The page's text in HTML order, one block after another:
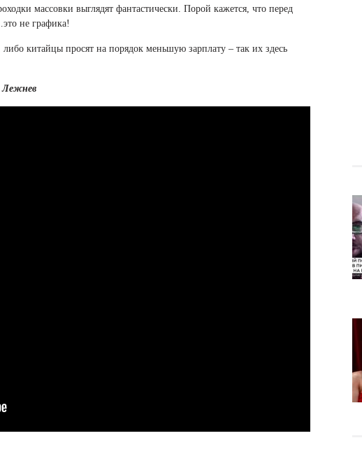
массовки выглядят фантастически. Порой кажется, что перед
не графика!
китайцы просят на порядок меньшую зарплату – так их здесь
Лежнев